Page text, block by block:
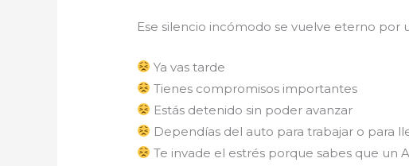
Ese silencio incómodo se vuelve eterno por
Ya vas tarde
Tienes compromisos importantes
Estás detenido sin poder avanzar
Dependías del auto para trabajar o para
Te invade el estrés porque sabes que